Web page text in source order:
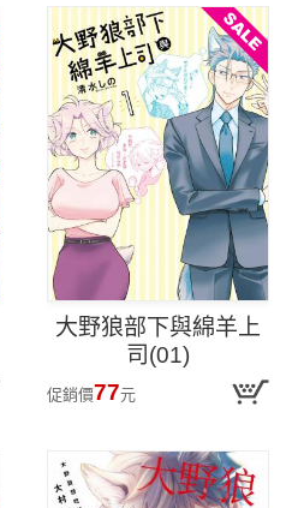
大野狼部下與綿羊上
司(01)
促銷價77元